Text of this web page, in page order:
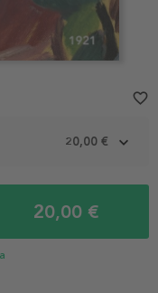
20,00 €
20,00 €
favorite_border